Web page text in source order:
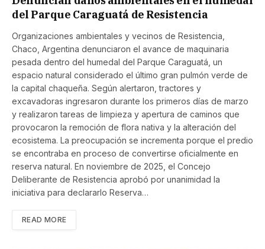
del Parque Caraguatá de Resistencia
Organizaciones ambientales y vecinos de Resistencia,
Chaco, Argentina denunciaron el avance de maquinaria
pesada dentro del humedal del Parque Caraguatá, un
espacio natural considerado el último gran pulmón verde de
la capital chaqueña. Según alertaron, tractores y
excavadoras ingresaron durante los primeros días de marzo
y realizaron tareas de limpieza y apertura de caminos que
provocaron la remoción de flora nativa y la alteración del
ecosistema. La preocupación se incrementa porque el predio
se encontraba en proceso de convertirse oficialmente en
reserva natural. En noviembre de 2025, el Concejo
Deliberante de Resistencia aprobó por unanimidad la
iniciativa para declararlo Reserva…
READ MORE